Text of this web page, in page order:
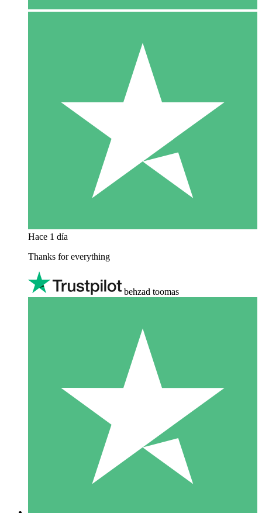
Hace 1 día
Thanks for everything
behzad toomas